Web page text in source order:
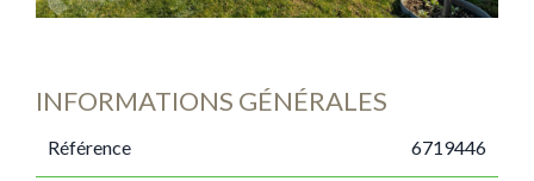
INFORMATIONS GÉNÉRALES
Référence 6719446